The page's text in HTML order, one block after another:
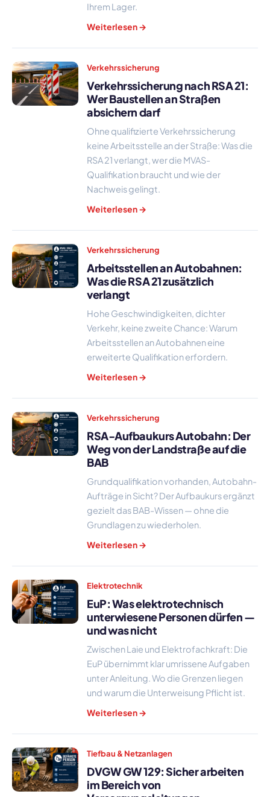
Ihrem Lager.
Weiterlesen →
Verkehrssicherung
Verkehrssicherung nach RSA 21:
Wer Baustellen an Straßen
absichern darf
Ohne qualifizierte Verkehrssicherung
keine Arbeitsstelle an der Straße: Was die
RSA 21 verlangt, wer die MVAS-
Qualifikation braucht und wie der
Nachweis gelingt.
Weiterlesen →
Verkehrssicherung
Arbeitsstellen an Autobahnen:
Was die RSA 21 zusätzlich
verlangt
Hohe Geschwindigkeiten, dichter
Verkehr, keine zweite Chance: Warum
Arbeitsstellen an Autobahnen eine
erweiterte Qualifikation erfordern.
Weiterlesen →
Verkehrssicherung
RSA-Aufbaukurs Autobahn: Der
Weg von der Landstraße auf die
BAB
Grundqualifikation vorhanden, Autobahn-
Aufträge in Sicht? Der Aufbaukurs ergänzt
gezielt das BAB-Wissen — ohne die
Grundlagen zu wiederholen.
Weiterlesen →
Elektrotechnik
EuP: Was elektrotechnisch
unterwiesene Personen dürfen —
und was nicht
Zwischen Laie und Elektrofachkraft: Die
EuP übernimmt klar umrissene Aufgaben
unter Anleitung. Wo die Grenzen liegen
und warum die Unterweisung Pflicht ist.
Weiterlesen →
Tiefbau & Netzanlagen
DVGW GW 129: Sicher arbeiten
im Bereich von